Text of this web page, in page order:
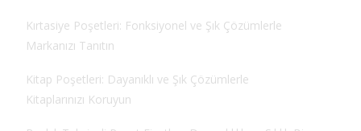
Kırtasiye Poşetleri: Fonksiyonel ve Şık Çözümlerle
Markanızı Tanıtın
Kitap Poşetleri: Dayanıklı ve Şık Çözümlerle
Kitaplarınızı Koruyun